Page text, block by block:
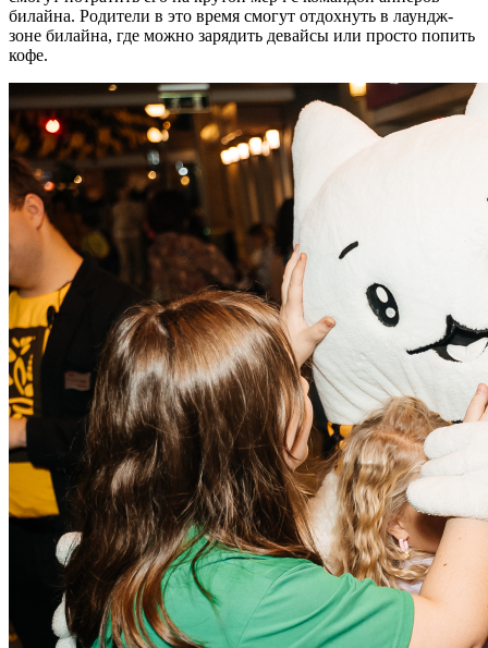
билайна. Родители в это время смогут отдохнуть в лаундж-
зоне билайна, где можно зарядить девайсы или просто попить
кофе.